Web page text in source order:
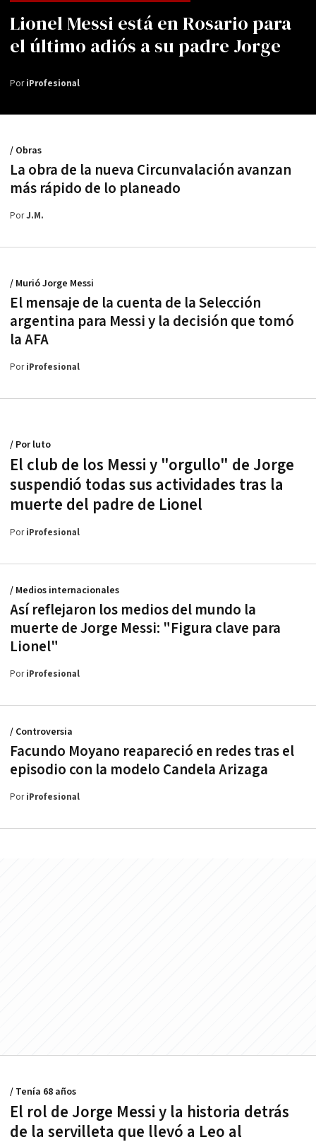
Lionel Messi está en Rosario para
el último adiós a su padre Jorge
PoriProfesional
La obra de la nueva Circunvalación avanzan
más rápido de lo planeado
/ Obras
PorJ.M.
El mensaje de la cuenta de la Selección
argentina para Messi y la decisión que tomó
la AFA
/ Murió Jorge Messi
PoriProfesional
El club de los Messi y "orgullo" de Jorge
suspendió todas sus actividades tras la
muerte del padre de Lionel
/ Por luto
PoriProfesional
Así reflejaron los medios del mundo la
muerte de Jorge Messi: "Figura clave para
Lionel"
/ Medios internacionales
PoriProfesional
Facundo Moyano reapareció en redes tras el
episodio con la modelo Candela Arizaga
/ Controversia
PoriProfesional
El rol de Jorge Messi y la historia detrás
de la servilleta que llevó a Leo al
/ Tenía 68 años